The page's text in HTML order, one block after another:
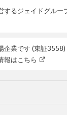
するジェイドグルー
企業です (東証3558)
報はこちら